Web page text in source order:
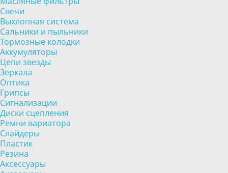
Свечи
Выхлопная система
Сальники и пыльники
Тормозные колодки
Аккумуляторы
Цепи звезды
Зеркала
Оптика
Грипсы
Сигнализации
Диски сцепления
Ремни вариатора
Слайдеры
Пластик
Резина
Аксессуары